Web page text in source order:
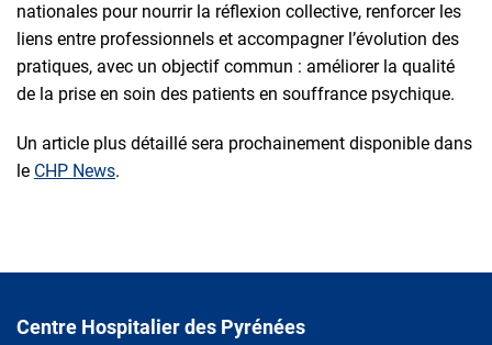
nationales pour nourrir la réflexion collective, renforcer les
liens entre professionnels et accompagner l’évolution des
pratiques, avec un objectif commun : améliorer la qualité
de la prise en soin des patients en souffrance psychique.
Un article plus détaillé sera prochainement disponible dans
le CHP News.
Centre Hospitalier des Pyrénées